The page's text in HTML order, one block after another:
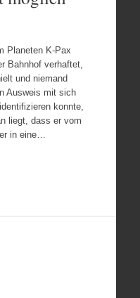
Planeten K-Pax
Bahnhof verhaftet,
und niemand
Ausweis mit sich
konnte,
liegt, dass er vom
in eine…